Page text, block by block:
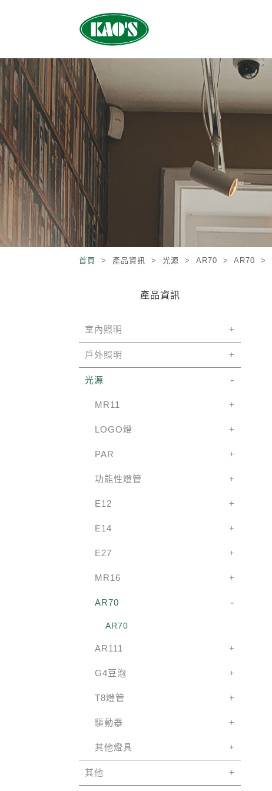
首頁 > 產品資訊 >光源 >AR70 >AR70 >
產品資訊
室內照明
戶外照明
光源
MR11
LOGO燈
PAR
功能性燈管
E12
E14
E27
MR16
AR70
AR70
AR111
G4豆泡
T8燈管
驅動器
其他燈具
其他